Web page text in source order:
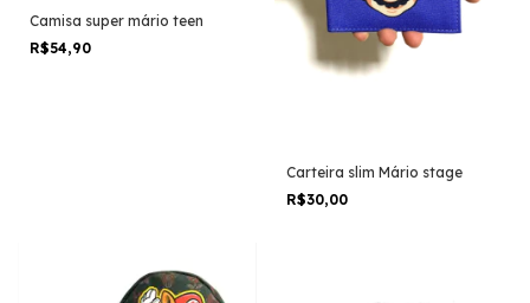
Camisa super mário teen
R$54,90
Carteira slim Mário stage
R$30,00